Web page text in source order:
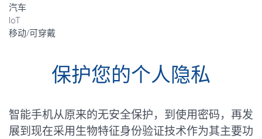
汽车
IoT
移动/可穿戴
保护您的个人隐私
智能手机从原来的无安全保护，到使用密码，再发
展到现在采用生物特征身份验证技术作为其主要功